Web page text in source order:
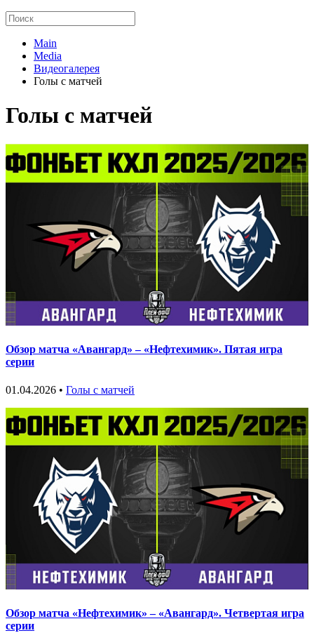
Main
Media
Видеогалерея
Голы с матчей
Голы с матчей
Обзор матча «Авангард» – «Нефтехимик». Пятая игра
серии
01.04.2026 • Голы с матчей
Обзор матча «Нефтехимик» – «Авангард». Четвертая игра
серии